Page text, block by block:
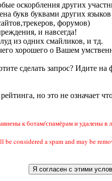
оскорбления других
букв буквами других
форумов)
и навсегда!
из одних смайликов, и тд.
хорошего о Вашем
сделать запрос? Идите
но это не означает
к ботам/спамёрам и удалены
considered a spam and may be